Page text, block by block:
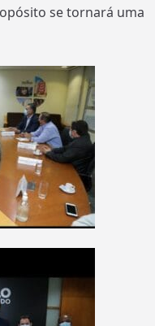
se tornará uma